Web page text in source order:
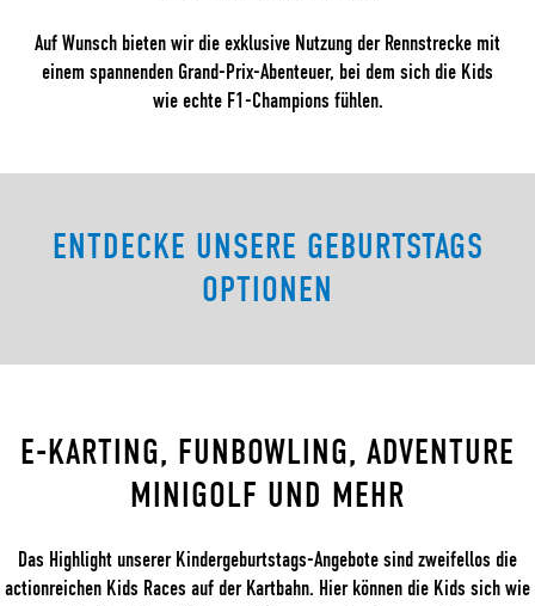
Auf Wunsch bieten wir die exklusive Nutzung der Rennstrecke mit
einem spannenden Grand-Prix-Abenteuer, bei dem sich die Kids
wie echte F1-Champions fühlen.
ENTDECKE UNSERE GEBURTSTAGS
OPTIONEN
E-KARTING, FUNBOWLING, ADVENTURE
MINIGOLF UND MEHR
Das Highlight unserer Kindergeburtstags-Angebote sind zweifellos die
actionreichen Kids Races auf der Kartbahn. Hier können die Kids sich wie